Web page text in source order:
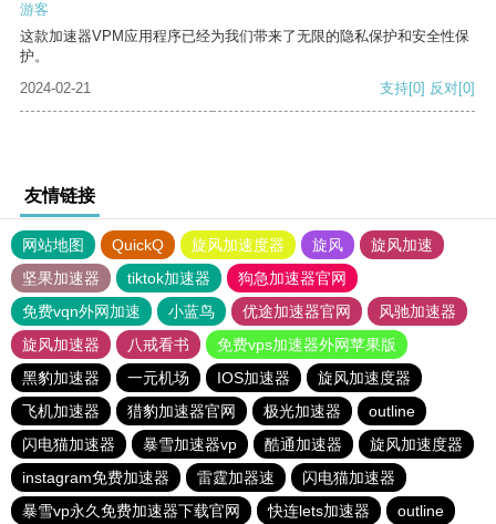
游客
这款加速器VPM应用程序已经为我们带来了无限的隐私保护和安全性保
护。
2024-02-21
支持[0] 反对[0]
友情链接
网站地图 QuickQ 旋风加速度器 旋风
旋风加速
坚果加速器
tiktok加速器
狗急加速器官网
免费vqn外网加速
小蓝鸟 优途加速器官网
风驰加速器
旋风加速器
八戒看书
免费vps加速器外网苹果版
黑豹加速器
一元机场 IOS加速器
旋风加速度器
飞机加速器
猎豹加速器官网 极光加速器
outline
闪电猫加速器
暴雪加速器vp 酷通加速器
旋风加速度器
instagram免费加速器
雷霆加器速
闪电猫加速器
暴雪vp永久免费加速器下载官网
快连lets加速器 outline